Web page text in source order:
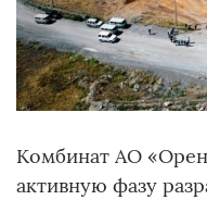
Комбинат АО
активную фазу